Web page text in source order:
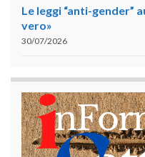
Le leggi “anti-gender”
vero»
30/07/2026